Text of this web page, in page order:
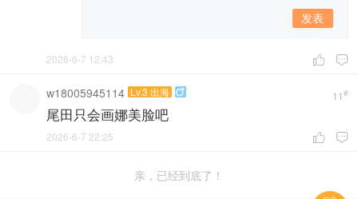
发表
 
2026-6-7 12:43
11 #
w18005945114 Lv.3 出海 
尾田只会画娜美脸吧
 
2026-6-7 22:25
亲，已经到底了！